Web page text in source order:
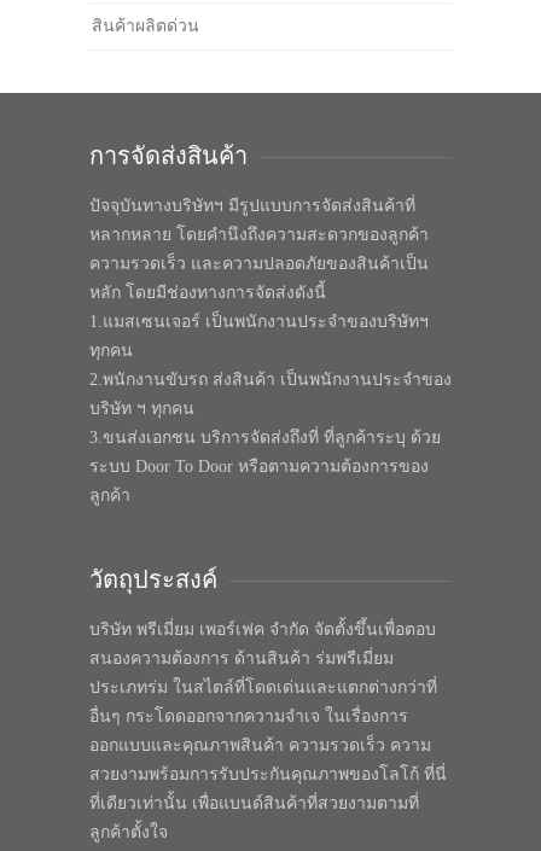
สินค้าผลิตด่วน
การจัดส่งสินค้า
ปัจจุบันทางบริษัทฯ มีรูปแบบการจัดส่งสินค้าที่
หลากหลาย โดยคำนึงถึงความสะดวกของลูกค้า
ความรวดเร็ว และความปลอดภัยของสินค้าเป็น
หลัก โดยมีช่องทางการจัดส่งดังนี้
1.แมสเซนเจอร์ เป็นพนักงานประจำของบริษัทฯ
ทุกคน
2.พนักงานขับรถ ส่งสินค้า เป็นพนักงานประจำของ
บริษัท ฯ ทุกคน
3.ขนส่งเอกชน บริการจัดส่งถึงที่ ที่ลูกค้าระบุ ด้วย
ระบบ Door To Door หรือตามความต้องการของ
ลูกค้า
วัตถุประสงค์
บริษัท พรีเมี่ยม เพอร์เฟค จำกัด จัดตั้งขึ้นเพื่อตอบ
สนองความต้องการ ด้านสินค้า ร่มพรีเมี่ยม
ประเภทร่ม ในสไตล์ที่โดดเด่นและแตกต่างกว่าที่
อื่นๆ กระโดดออกจากความจำเจ ในเรื่องการ
ออกแบบและคุณภาพสินค้า ความรวดเร็ว ความ
สวยงามพร้อมการรับประกันคุณภาพของโลโก้ ที่นี่
ที่เดียวเท่านั้น เพื่อแบนด์สินค้าที่สวยงามตามที่
ลูกค้าตั้งใจ